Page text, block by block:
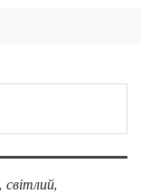
світлий,